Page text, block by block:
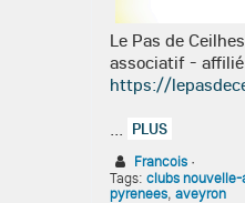
Le Pas de
associatif - affilié
https://
... PLUS
Francois ·
Tags: clubs
pyrenees, aveyron